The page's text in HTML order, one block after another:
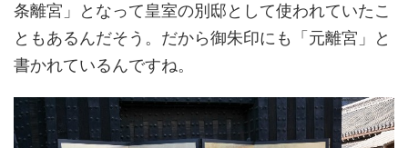
条離宮」となって皇室の別邸として使われていたこ
ともあるんだそう。だから御朱印にも「元離宮」と
書かれているんですね。